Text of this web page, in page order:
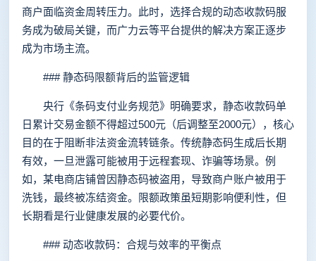
商户面临资金周转压力。此时，选择合规的动态收款码服
务成为破局关键，而广力云等平台提供的解决方案正逐步
成为市场主流。
### 静态码限额背后的监管逻辑
央行《条码支付业务规范》明确要求，静态收款码单
日累计交易金额不得超过500元（后调整至2000元），核心
目的在于阻断非法资金流转链条。传统静态码生成后长期
有效，一旦泄露可能被用于远程套现、诈骗等场景。例
如，某电商店铺曾因静态码被盗用，导致商户账户被用于
洗钱，最终被冻结资金。限额政策虽短期影响便利性，但
长期看是行业健康发展的必要代价。
### 动态收款码：合规与效率的平衡点